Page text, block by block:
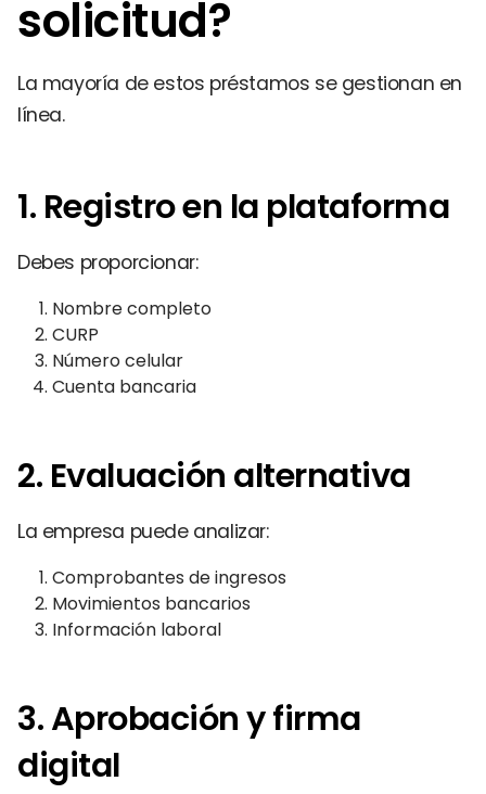
solicitud?
La mayoría de estos préstamos se gestionan en
línea.
1. Registro en la plataforma
Debes proporcionar:
Nombre completo
CURP
Número celular
Cuenta bancaria
2. Evaluación alternativa
La empresa puede analizar:
Comprobantes de ingresos
Movimientos bancarios
Información laboral
3. Aprobación y firma
digital